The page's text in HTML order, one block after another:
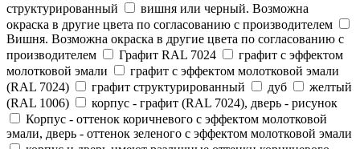
структурированный
вишня или черный. Возможна
окраска в другие цвета по согласованию с производителем
Вишня. Возможна окраска в другие цвета по согласованию с
производителем
Графит RAL 7024
графит с эффектом
молотковой эмали
графит с эффектом молотковой эмали
(RAL 7024)
графит структурированный дуб
желтый
(RAL 1006)
корпус - графит (RAL 7024), дверь - рисунок
Корпус - оттенок коричневого с эффектом молотковой
эмали, дверь - оттенок зеленого с эффектом молотковой эмали